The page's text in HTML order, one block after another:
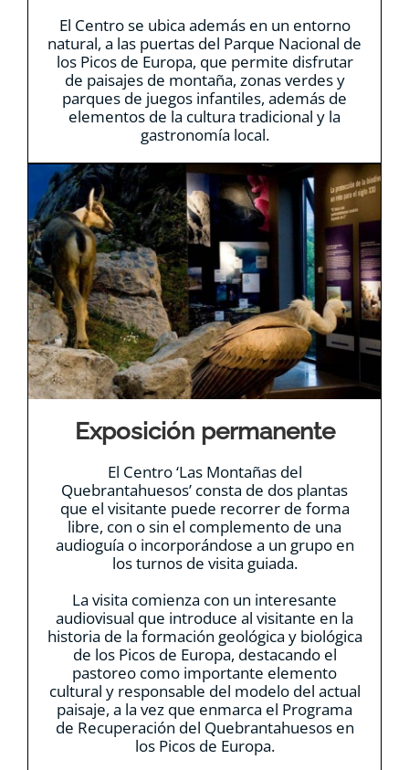
El Centro se ubica además en un entorno
natural, a las puertas del Parque Nacional de
los Picos de Europa, que permite disfrutar
de paisajes de montaña, zonas verdes y
parques de juegos infantiles, además de
elementos de la cultura tradicional y la
gastronomía local.
Exposición permanente
El Centro ‘Las Montañas del
Quebrantahuesos’ consta de dos plantas
que el visitante puede recorrer de forma
libre, con o sin el complemento de una
audioguía o incorporándose a un grupo en
los turnos de visita guiada.
La visita comienza con un interesante
audiovisual que introduce al visitante en la
historia de la formación geológica y biológica
de los Picos de Europa, destacando el
pastoreo como importante elemento
cultural y responsable del modelo del actual
paisaje, a la vez que enmarca el Programa
de Recuperación del Quebrantahuesos en
los Picos de Europa.